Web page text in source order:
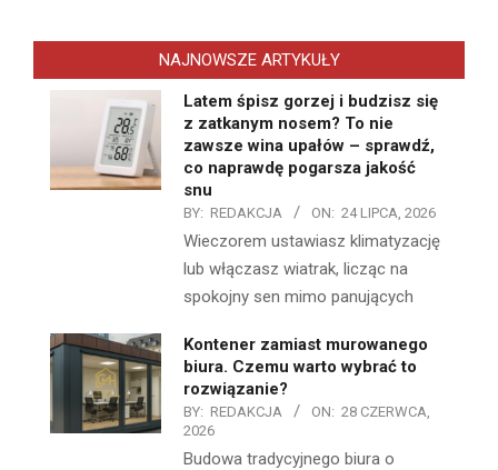
NAJNOWSZE ARTYKUŁY
Latem śpisz gorzej i budzisz się
z zatkanym nosem? To nie
zawsze wina upałów – sprawdź,
co naprawdę pogarsza jakość
snu
BY: REDAKCJA ON: 24 LIPCA, 2026
Wieczorem ustawiasz klimatyzację
lub włączasz wiatrak, licząc na
spokojny sen mimo panujących
Kontener zamiast murowanego
biura. Czemu warto wybrać to
rozwiązanie?
BY: REDAKCJA ON: 28 CZERWCA,
2026
Budowa tradycyjnego biura o